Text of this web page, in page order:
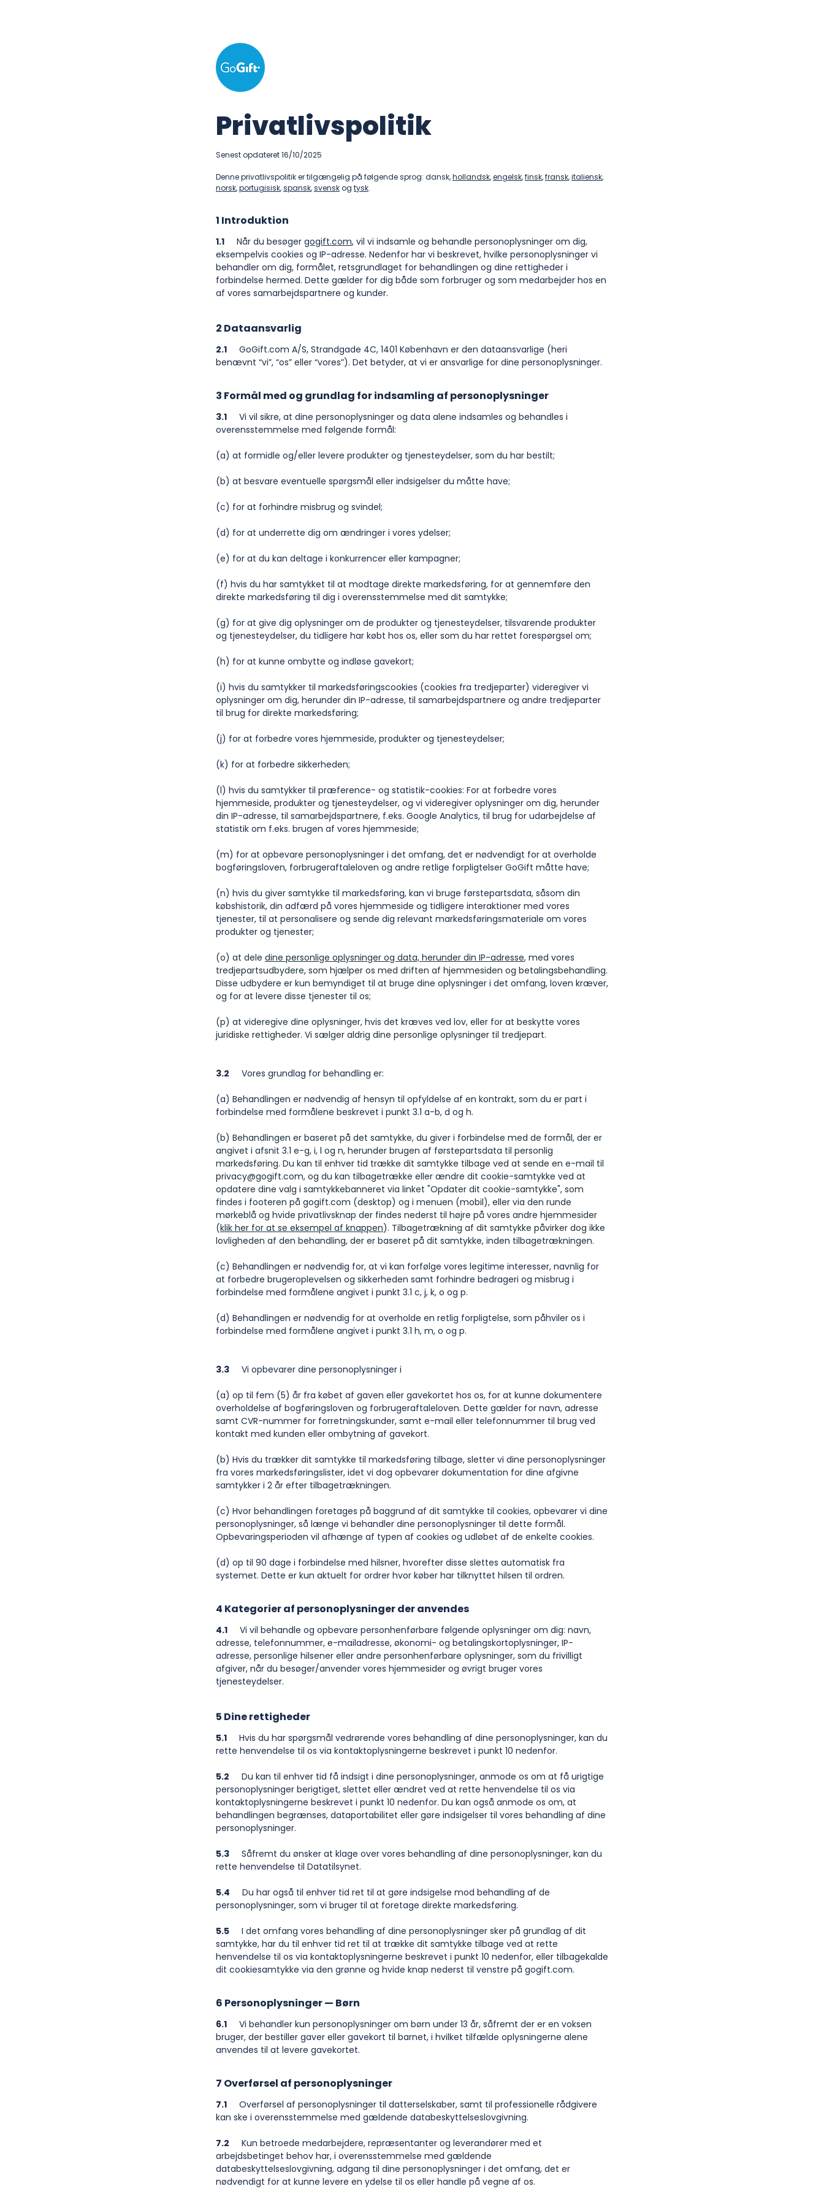
Privatlivspolitik
Senest opdateret 16/10/2025
Denne privatlivspolitik er tilgængelig på følgende sprog: dansk,hollandsk,engelsk,finsk,fransk,italiensk,
norsk,portugisisk,spansk,svenskog tysk.
1 Introduktion
1.1 Når du besøger gogift.com, vil vi indsamle og behandle personoplysninger om dig,
eksempelvis cookies og IP-adresse. Nedenfor har vi beskrevet, hvilke personoplysninger vi
behandler om dig, formålet, retsgrundlaget for behandlingen og dine rettigheder i
forbindelse hermed. Dette gælder for dig både som forbruger og som medarbejder hos en
af vores samarbejdspartnere og kunder.
2 Dataansvarlig
2.1 GoGift.com A/S, Strandgade 4C, 1401 København er den dataansvarlige (heri
benævnt “vi”, “os” eller “vores”). Det betyder, at vi er ansvarlige for dine personoplysninger.
3 Formål med og grundlag for indsamling af personoplysninger
3.1 Vi vil sikre, at dine personoplysninger og data alene indsamles og behandles i
overensstemmelse med følgende formål:
(a) at formidle og/eller levere produkter og tjenesteydelser, som du har bestilt;
(b) at besvare eventuelle spørgsmål eller indsigelser du måtte have;
(c) for at forhindre misbrug og svindel;
(d) for at underrette dig om ændringer i vores ydelser;
(e) for at du kan deltage i konkurrencer eller kampagner;
(f) hvis du har samtykket til at modtage direkte markedsføring, for at gennemføre den
direkte markedsføring til dig i overensstemmelse med dit samtykke;
(g) for at give dig oplysninger om de produkter og tjenesteydelser, tilsvarende produkter
og tjenesteydelser, du tidligere har købt hos os, eller som du har rettet forespørgsel om;
(h) for at kunne ombytte og indløse gavekort;
(i) hvis du samtykker til markedsføringscookies (cookies fra tredjeparter) videregiver vi
oplysninger om dig, herunder din IP-adresse, til samarbejdspartnere og andre tredjeparter
til brug for direkte markedsføring;
(j) for at forbedre vores hjemmeside, produkter og tjenesteydelser;
(k) for at forbedre sikkerheden;
(l) hvis du samtykker til præference- og statistik-cookies: For at forbedre vores
hjemmeside, produkter og tjenesteydelser, og vi videregiver oplysninger om dig, herunder
din IP-adresse, til samarbejdspartnere, f.eks. Google Analytics, til brug for udarbejdelse af
statistik om f.eks. brugen af vores hjemmeside;
(m) for at opbevare personoplysninger i det omfang, det er nødvendigt for at overholde
bogføringsloven, forbrugeraftaleloven og andre retlige forpligtelser GoGift måtte have;
(n) hvis du giver samtykke til markedsføring, kan vi bruge førstepartsdata, såsom din
købshistorik, din adfærd på vores hjemmeside og tidligere interaktioner med vores
tjenester, til at personalisere og sende dig relevant markedsføringsmateriale om vores
produkter og tjenester;
(o) at dele dine personlige oplysninger og data, herunder din IP-adresse, med vores
tredjepartsudbydere, som hjælper os med driften af hjemmesiden og betalingsbehandling.
Disse udbydere er kun bemyndiget til at bruge dine oplysninger i det omfang, loven kræver,
og for at levere disse tjenester til os;
(p) at videregive dine oplysninger, hvis det kræves ved lov, eller for at beskytte vores
juridiske rettigheder. Vi sælger aldrig dine personlige oplysninger til tredjepart.
3.2 Vores grundlag for behandling er:
(a) Behandlingen er nødvendig af hensyn til opfyldelse af en kontrakt, som du er part i
forbindelse med formålene beskrevet i punkt 3.1 a-b, d og h.
(b) Behandlingen er baseret på det samtykke, du giver i forbindelse med de formål, der er
angivet i afsnit 3.1 e-g, i, l og n, herunder brugen af førstepartsdata til personlig
markedsføring. Du kan til enhver tid trække dit samtykke tilbage ved at sende en e-mail til
privacy@gogift.com, og du kan tilbagetrække eller ændre dit cookie-samtykke ved at
opdatere dine valg i samtykkebanneret via linket "Opdater dit cookie-samtykke", som
findes i footeren på gogift.com (desktop) og i menuen (mobil), eller via den runde
mørkeblå og hvide privatlivsknap der findes nederst til højre på vores andre hjemmesider
(klik her for at se eksempel af knappen). Tilbagetrækning af dit samtykke påvirker dog ikke
lovligheden af den behandling, der er baseret på dit samtykke, inden tilbagetrækningen.
(c) Behandlingen er nødvendig for, at vi kan forfølge vores legitime interesser, navnlig for
at forbedre brugeroplevelsen og sikkerheden samt forhindre bedrageri og misbrug i
forbindelse med formålene angivet i punkt 3.1 c, j, k, o og p.
(d) Behandlingen er nødvendig for at overholde en retlig forpligtelse, som påhviler os i
forbindelse med formålene angivet i punkt 3.1 h, m, o og p.
3.3 Vi opbevarer dine personoplysninger i
(a) op til fem (5) år fra købet af gaven eller gavekortet hos os, for at kunne dokumentere
overholdelse af bogføringsloven og forbrugeraftaleloven. Dette gælder for navn, adresse
samt CVR-nummer for forretningskunder, samt e-mail eller telefonnummer til brug ved
kontakt med kunden eller ombytning af gavekort.
(b) Hvis du trækker dit samtykke til markedsføring tilbage, sletter vi dine personoplysninger
fra vores markedsføringslister, idet vi dog opbevarer dokumentation for dine afgivne
samtykker i 2 år efter tilbagetrækningen.
(c) Hvor behandlingen foretages på baggrund af dit samtykke til cookies, opbevarer vi dine
personoplysninger, så længe vi behandler dine personoplysninger til dette formål.
Opbevaringsperioden vil afhænge af typen af cookies og udløbet af de enkelte cookies.
(d) op til 90 dage i forbindelse med hilsner, hvorefter disse slettes automatisk fra
systemet. Dette er kun aktuelt for ordrer hvor køber har tilknyttet hilsen til ordren.
4 Kategorier af personoplysninger der anvendes
4.1 Vi vil behandle og opbevare personhenførbare følgende oplysninger om dig: navn,
adresse, telefonnummer, e-mailadresse, økonomi- og betalingskortoplysninger, IP-
adresse, personlige hilsener eller andre personhenførbare oplysninger, som du frivilligt
afgiver, når du besøger/anvender vores hjemmesider og øvrigt bruger vores
tjenesteydelser.
5 Dine rettigheder
5.1 Hvis du har spørgsmål vedrørende vores behandling af dine personoplysninger, kan du
rette henvendelse til os via kontaktoplysningerne beskrevet i punkt 10 nedenfor.
5.2 Du kan til enhver tid få indsigt i dine personoplysninger, anmode os om at få urigtige
personoplysninger berigtiget, slettet eller ændret ved at rette henvendelse til os via
kontaktoplysningerne beskrevet i punkt 10 nedenfor. Du kan også anmode os om, at
behandlingen begrænses, dataportabilitet eller gøre indsigelser til vores behandling af dine
personoplysninger.
5.3 Såfremt du ønsker at klage over vores behandling af dine personoplysninger, kan du
rette henvendelse til Datatilsynet.
5.4 Du har også til enhver tid ret til at gøre indsigelse mod behandling af de
personoplysninger, som vi bruger til at foretage direkte markedsføring.
5.5 I det omfang vores behandling af dine personoplysninger sker på grundlag af dit
samtykke, har du til enhver tid ret til at trække dit samtykke tilbage ved at rette
henvendelse til os via kontaktoplysningerne beskrevet i punkt 10 nedenfor, eller tilbagekalde
dit cookiesamtykke via den grønne og hvide knap nederst til venstre på gogift.com.
6 Personoplysninger — Børn
6.1 Vi behandler kun personoplysninger om børn under 13 år, såfremt der er en voksen
bruger, der bestiller gaver eller gavekort til barnet, i hvilket tilfælde oplysningerne alene
anvendes til at levere gavekortet.
7 Overførsel af personoplysninger
7.1 Overførsel af personoplysninger til datterselskaber, samt til professionelle rådgivere
kan ske i overensstemmelse med gældende databeskyttelseslovgivning.
7.2 Kun betroede medarbejdere, repræsentanter og leverandører med et
arbejdsbetinget behov har, i overensstemmelse med gældende
databeskyttelseslovgivning, adgang til dine personoplysninger i det omfang, det er
nødvendigt for at kunne levere en ydelse til os eller handle på vegne af os.